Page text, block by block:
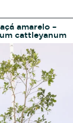
amarelo –
cattleyanum